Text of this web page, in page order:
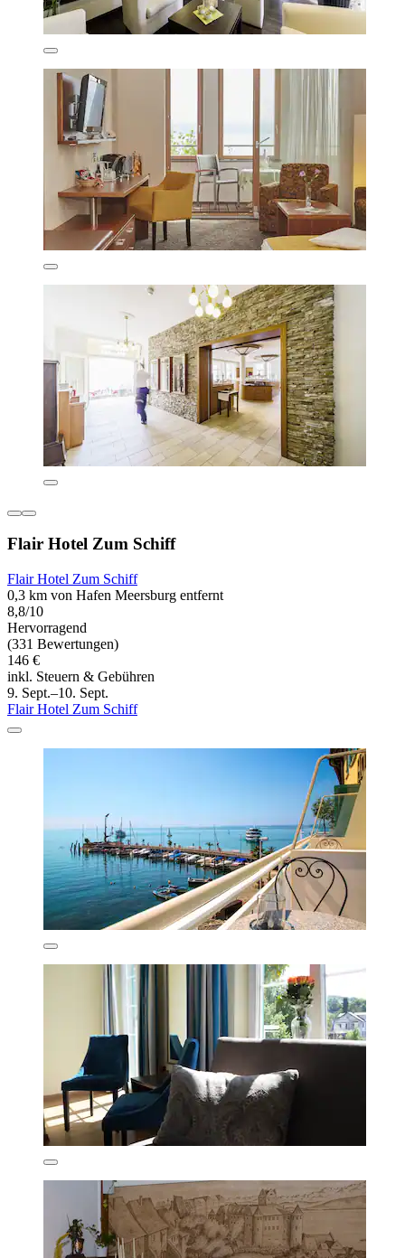
Flair Hotel Zum Schiff
Flair Hotel Zum Schiff
0,3 km von Hafen Meersburg entfernt
8,8/10
Hervorragend
(331 Bewertungen)
146 €
inkl. Steuern & Gebühren
9. Sept.–10. Sept.
Flair Hotel Zum Schiff